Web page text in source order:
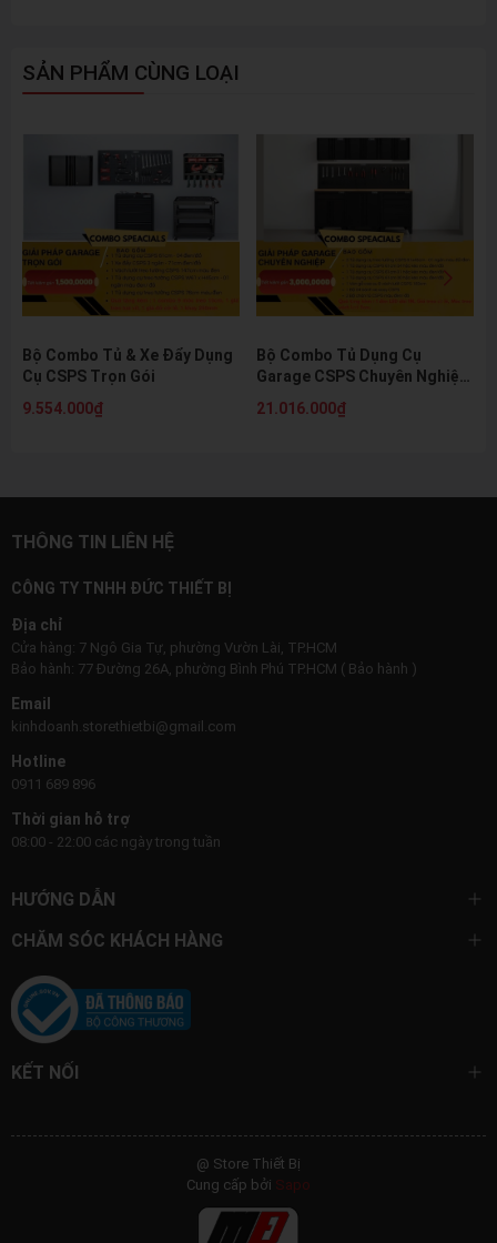
SẢN PHẨM CÙNG LOẠI
Bộ Combo Tủ & Xe Đẩy Dụng
Cụ CSPS Trọn Gói
9.554.000₫
Bộ Combo Tủ Dụng Cụ
Garage CSPS Chuyên Nghiệp
21.016.000₫
THÔNG TIN LIÊN HỆ
CÔNG TY TNHH ĐỨC THIẾT BỊ
Địa chỉ
Cửa hàng: 7 Ngô Gia Tự, phường Vườn Lài, TP.HCM
Bảo hành: 77 Đường 26A, phường Bình Phú TP.HCM ( Bảo hành )
Email
kinhdoanh.storethietbi@gmail.com
Hotline
0911 689 896
Thời gian hỗ trợ
08:00 - 22:00 các ngày trong tuần
HƯỚNG DẪN
CHĂM SÓC KHÁCH HÀNG
KẾT NỐI
@ Store Thiết Bị
Cung cấp bởi Sapo